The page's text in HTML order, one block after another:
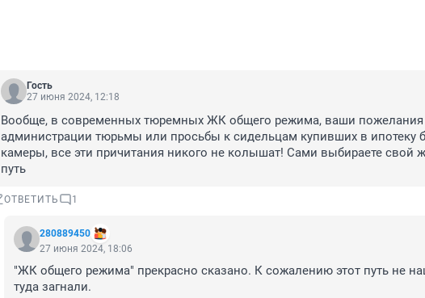
Гость
27 июня 2024, 12:18
Вообще, в современных тюремных ЖК общего режима, ваши пожелания
администрации тюрьмы или просьбы к сидельцам купивших в ипотеку
камеры, все эти причитания никого не колышат! Сами выбираете свой
путь
ОТВЕТИТЬ 1
280889450
27 июня 2024, 18:06
"ЖК общего режима" прекрасно сказано. К сожалению этот путь не
туда загнали.